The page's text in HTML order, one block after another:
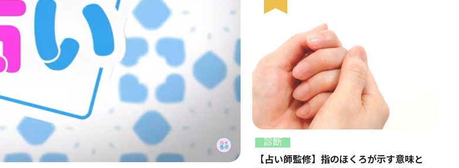
診断
【占い師監修】指のほくろが示す意味と